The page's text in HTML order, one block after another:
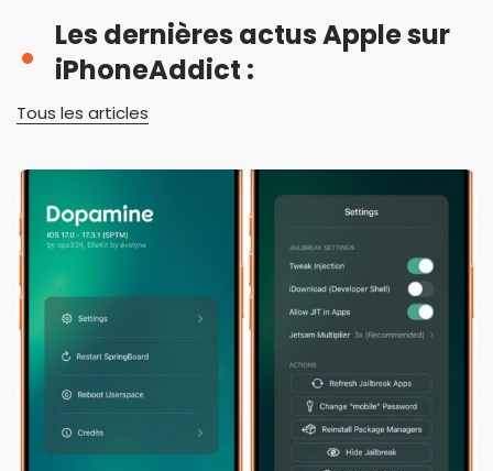
Les dernières actus Apple sur
iPhoneAddict :
Tous les articles